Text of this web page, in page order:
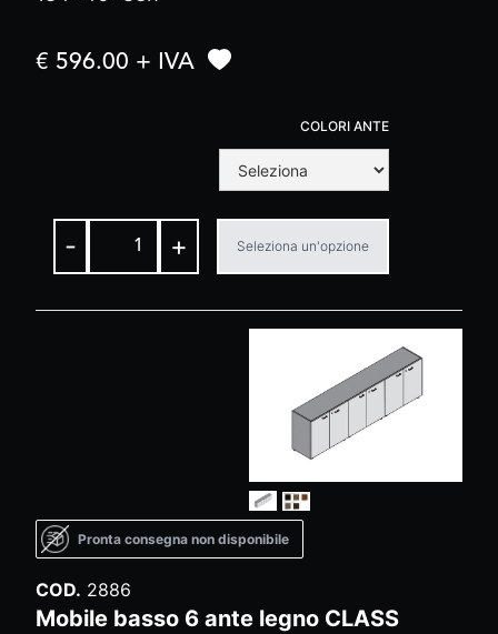
€ 596.00 + IVA
COLORI ANTE
- + Seleziona un'opzione
Pronta consegna non disponibile
COD. 2886
Mobile basso 6 ante legno CLASS